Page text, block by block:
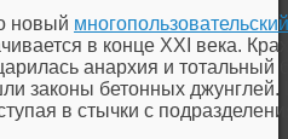
новый
в конце XXI века.
анархия и
законы бетонных
в стычки с